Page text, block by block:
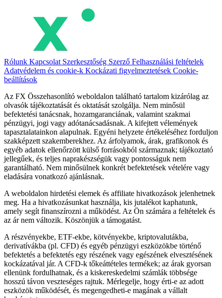
Rólunk Kapcsolat Szerkesztőség Szerző Felhasználási feltételek
Adatvédelem és cookie-k Kockázati figyelmeztetések Cookie-
beállítások
Az FX Összehasonlító weboldalon található tartalom kizárólag az
olvasók tájékoztatását és oktatását szolgálja. Nem minősül
befektetési tanácsnak, hozamgaranciának, valamint szakmai
pénzügyi, jogi vagy adótanácsadásnak. A kifejtett vélemények
tapasztalatainkon alapulnak. Egyéni helyzete értékeléséhez forduljon
szakképzett szakemberekhez. Az árfolyamok, árak, grafikonok és
egyéb adatok ellenőrzött külső forrásokból származnak; tájékoztató
jellegűek, és teljes naprakészségük vagy pontosságuk nem
garantálható. Nem minősülnek konkrét befektetések vételére vagy
eladására vonatkozó ajánlásnak.
A weboldalon hirdetési elemek és affiliate hivatkozások jelenhetnek
meg. Ha a hivatkozásunkat használja, kis jutalékot kaphatunk,
amely segít finanszírozni a működést. Az Ön számára a feltételek és
az ár nem változik. Köszönjük a támogatást.
A részvényekbe, ETF-ekbe, kötvényekbe, kriptovalutákba,
derivatívákba (pl. CFD) és egyéb pénzügyi eszközökbe történő
befektetés a befektetés egy részének vagy egészének elvesztésének
kockázatával jár. A CFD-k tőkeáttételes termékek; az árak gyorsan
ellenünk fordulhatnak, és a kiskereskedelmi számlák többsége
hosszú távon veszteséges rajtuk. Mérlegelje, hogy érti-e az adott
eszközök működését, és megengedheti-e magának a vállalt